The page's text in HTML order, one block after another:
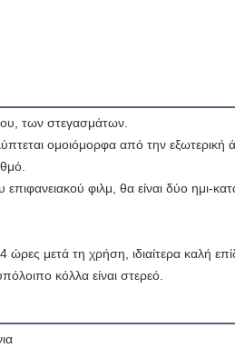
των στεγασμάτων.
ομοιόμορφα από την εξωτερική
φιλμ, θα είναι δύο ημι-
μετά τη χρήση, ιδιαίτερα καλή
κόλλα είναι στερεό.